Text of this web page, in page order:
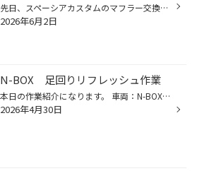
先日、スペーシアカスタムのマフラー交換を行いました～(^_^)/ 今回、装着するマフラーは・・・BLITZ『NUE-SPEC VS』！！ ◆108фオーバルデュアル ◆オールステンレスモデル ◆センター出し ◆車検対応 という特徴を持った人気モデルになっています＼(^o^)／ 光り輝く ”オールステンレスマフラー” がカ...
2026年6月2日
N-BOX 足回りリフレッシュ作業
本日の作業紹介になります。 車両：N-BOX 商品：KYB LOWFER SPORTS KID LKID JF1 お取付けのご紹介になります。 こちらが車輌入庫時の車高となります。 約55,000kmに近い走行距離となり 今回、足回りをリフレッシュの依頼がありKYBさんの商品で交換作業となります。 …こんな症状はございませんか？ ...
2026年4月30日